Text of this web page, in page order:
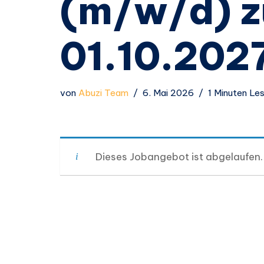
(m/w/d)
von Abuzi Team 6. Mai 2026 1 Minuten
Dieses Jobangebot ist abgelaufen.